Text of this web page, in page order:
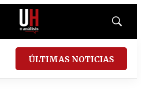
Mostrar
ÚLTIMAS NOTICIAS